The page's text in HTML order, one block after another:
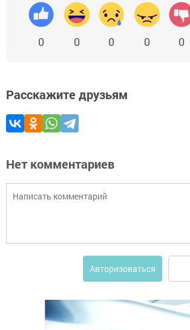
0 0 0 0 0
Расскажите друзьям
Нет комментариев
Авторизоваться